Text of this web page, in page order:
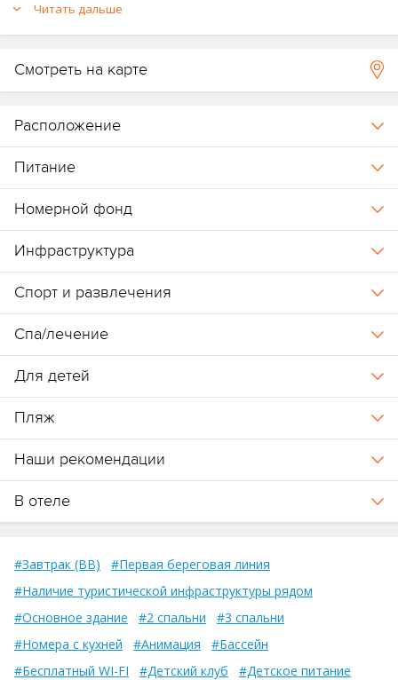
Читать дальше
Смотреть на карте
Расположение
Питание
Номерной фонд
Инфраструктура
Спорт и развлечения
Спа/лечение
Для детей
Пляж
Наши рекомендации
В отеле
#Завтрак (BB)
#Первая береговая линия
#Наличие туристической инфраструктуры рядом
#Основное здание
#2 спальни
#3 спальни
#Номера с кухней
#Анимация
#Бассейн
#Бесплатный WI-FI
#Детский клуб
#Детское питание